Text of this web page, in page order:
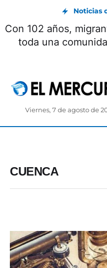
Noticias
Con 102 años,
toda una
Viernes, 7 de agosto de
CUENCA